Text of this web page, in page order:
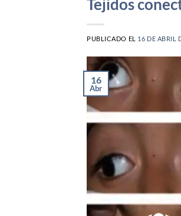
Tejidos
PUBLICADO EL 16 DE ABRIL
16
Abr